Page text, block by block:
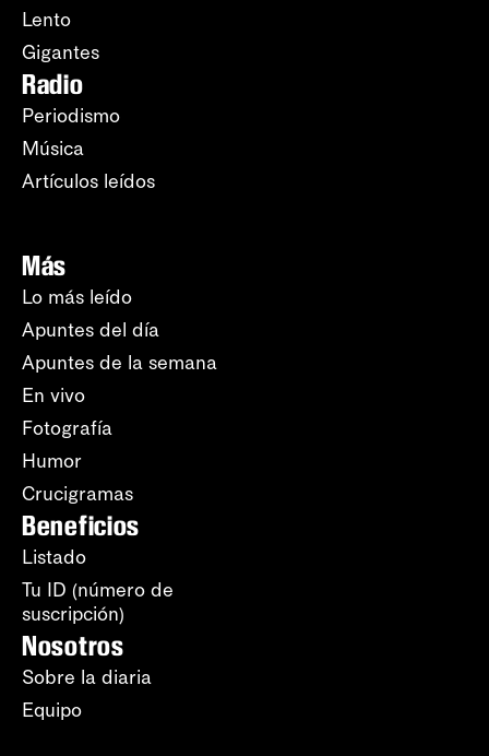
Lento
Gigantes
Radio
Periodismo
Música
Artículos leídos
Más
Lo más leído
Apuntes del día
Apuntes de la semana
En vivo
Fotografía
Humor
Crucigramas
Beneficios
Listado
Tu ID (número de
suscripción)
Nosotros
Sobre la diaria
Equipo